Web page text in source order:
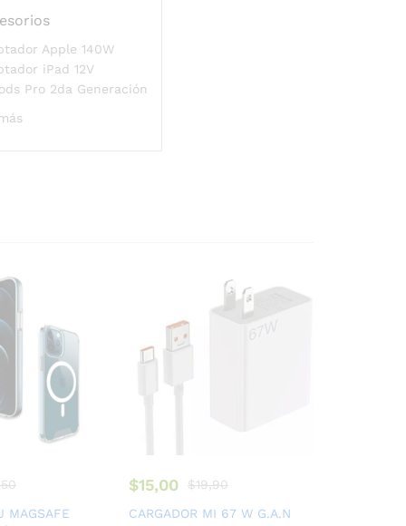
Apple 140W
iPad 12V
Pro 2da Generación
MAGSAFE
$15,00 $19,90
CARGADOR MI 67 W G.A.N